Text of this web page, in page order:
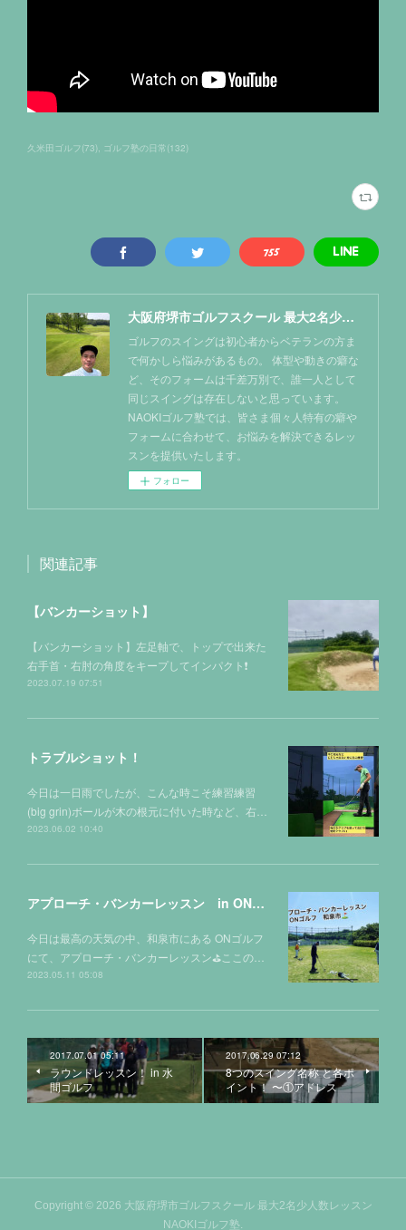
久米田ゴルフ(73) ゴルフ塾の日常(132)
大阪府堺市ゴルフスクール 最大2名少人数レッスン NAOKIゴルフ塾
ゴルフのスイングは初心者からベテランの方ま
で何かしら悩みがあるもの。 体型や動きの癖な
ど、そのフォームは千差万別で、誰一人として
同じスイングは存在しないと思っています。
NAOKIゴルフ塾では、皆さま個々人特有の癖や
フォームに合わせて、お悩みを解決できるレッ
スンを提供いたします。
フォロー
関連記事
【バンカーショット】
【バンカーショット】左足軸で、トップで出来た
右手首・右肘の角度をキープしてインパクト❗️
2023.07.19 07:51
トラブルショット！
今日は一日雨でしたが、こんな時こそ練習練習
(big grin)ボールが木の根元に付いた時など、右…
2023.06.02 10:40
アプローチ・バンカーレッスン in ONゴルフ⛳️
今日は最高の天気の中、和泉市にある ONゴルフ
にて、アプローチ・バンカーレッスン⛳️ここの…
2023.05.11 05:08
2017.07.01 05:11
ラウンドレッスン！ in 水
間ゴルフ
2017.06.29 07:12
8つのスイング名称 と各ポ
イント！ 〜①アドレス
Copyright © 2026 大阪府堺市ゴルフスクール 最大2名少人数レッスン
NAOKIゴルフ塾.